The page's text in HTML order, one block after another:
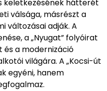
keletkezésének hátterét
válsága, másrészt a
változásai adják. A
a „Nyugat” folyóirat
és a modernizáció
világára. A „Kocsi-út
egyéni, hanem